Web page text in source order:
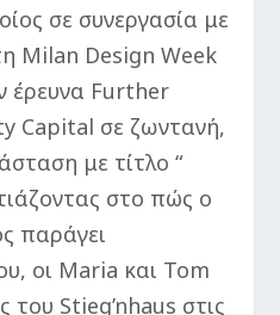
σε συνεργασία με
Milan Design Week
έρευνα Further
Capital σε ζωντανή,
με τίτλο “
στο πώς ο
παράγει
οι Maria και Tom
του Stieg’nhaus στις